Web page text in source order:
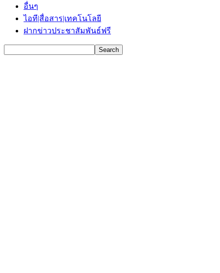
อื่นๆ
ไอที|สื่อสาร|เทคโนโลยี
ฝากข่าวประชาสัมพันธ์ฟรี